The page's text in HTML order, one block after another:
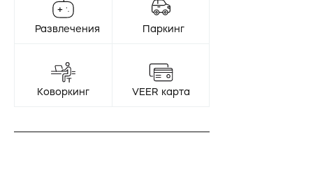
Паркинг
Развлечения
VEER карта
Коворкинг